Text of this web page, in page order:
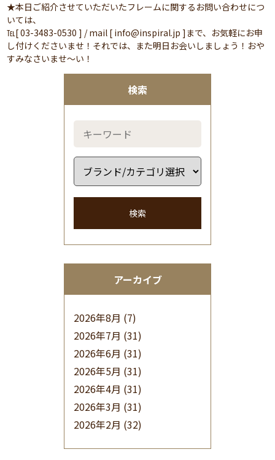
検索
検索
アーカイブ
2026年8月 (7)
2026年7月 (31)
2026年6月 (31)
2026年5月 (31)
2026年4月 (31)
2026年3月 (31)
2026年2月 (32)
★本日ご紹介させていただいたフレームに関するお問い合わせにつ
いては、
℡[ 03-3483-0530 ] / mail [ info@inspiral.jp ]まで、お気軽にお申
し付けくださいませ！それでは、また明日お会いしましょう！おや
すみなさいませ～い！